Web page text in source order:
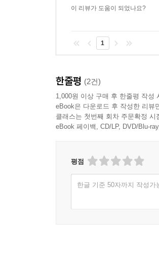
햄버거의 비용을 치르고 있는
정부가 도입 중인 ‘탄소 배출
그에 따르면 배출권 거래제
‘오염시킬 권리’를 돈으로
새로운 ‘공유지’의 탄생과 ‘대항
협의할 권리를 얻기 위해 투쟁
이 리뷰가 도움이 되었나요?
1
한줄평 (2건)
1,000원 이상 구매 후 한줄평 작성
eBook은 다운로드 후 작성한 리뷰
클래스는 첫번째 회차 주문확정
eBook 페이백, CD/LP, DVD/Blu-
평점
한글 기준 50자까지 작성가